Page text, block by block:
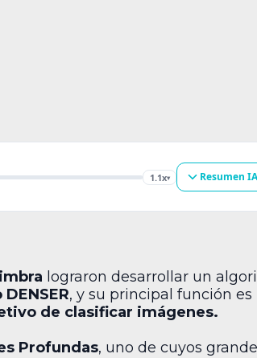
1.1x▾ Resumen IA
lograron desarrollar un
, y su principal función es
de clasificar imágenes.
Profundas, uno de cuyos